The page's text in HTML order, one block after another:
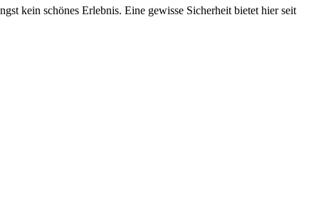
kein schönes Erlebnis. Eine gewisse Sicherheit bietet hier seit